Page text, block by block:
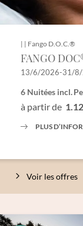
Voir les offres
| | Fango D.O.C.®
FANGO
13/6/2026-31/
6 Nuitées incl.
à partir de
PLUS
Titre
Famille